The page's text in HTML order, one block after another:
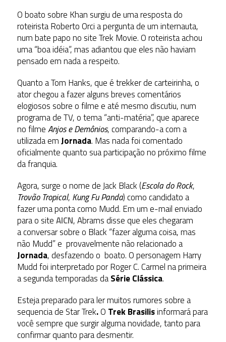
O boato sobre Khan surgiu de uma resposta do
roteirista Roberto Orci a pergunta de um internauta,
num bate papo no site Trek Movie. O roteirista achou
uma “boa idéia”, mas adiantou que eles não haviam
pensado em nada a respeito.
Quanto a Tom Hanks, que é trekker de carteirinha, o
ator chegou a fazer alguns breves comentários
elogiosos sobre o filme e até mesmo discutiu, num
programa de TV, o tema “anti-matéria”, que aparece
no filmeAnjos e Demônios, comparando-a com a
utilizada emJornada. Mas nada foi comentado
oficialmente quanto sua participação no próximo filme
da franquia.
Agora, surge o nome de Jack Black (Escola do Rock,
Trovão Tropical, Kung Fu Panda) como candidato a
fazer uma ponta como Mudd. Em um e-mail enviado
para o siteAICN, Abrams disse que eles chegaram
a conversar sobre o Black “fazer alguma coisa, mas
não Mudd” e provavelmente não relacionado a
Jornada, desfazendo o boato. O personagem Harry
Mudd foi interpretado por Roger C. Carmel na primeira
a segunda temporadas daSérie Clássica.
Esteja preparado para ler muitos rumores sobre a
sequencia de Star Trek.O Trek Brasilisinformará para
você sempre que surgir alguma novidade, tanto para
confirmar quanto para desmentir.